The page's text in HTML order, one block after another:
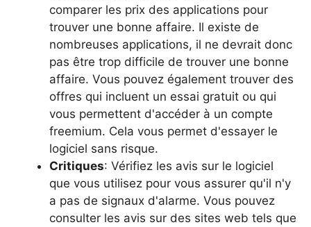
comparer les prix des applications pour
trouver une bonne affaire. Il existe de
nombreuses applications, il ne devrait donc
pas être trop difficile de trouver une bonne
affaire. Vous pouvez également trouver des
offres qui incluent un essai gratuit ou qui
vous permettent d'accéder à un compte
freemium. Cela vous permet d'essayer le
logiciel sans risque.
Critiques: Vérifiez les avis sur le logiciel
que vous utilisez pour vous assurer qu'il n'y
a pas de signaux d'alarme. Vous pouvez
consulter les avis sur des sites web tels que